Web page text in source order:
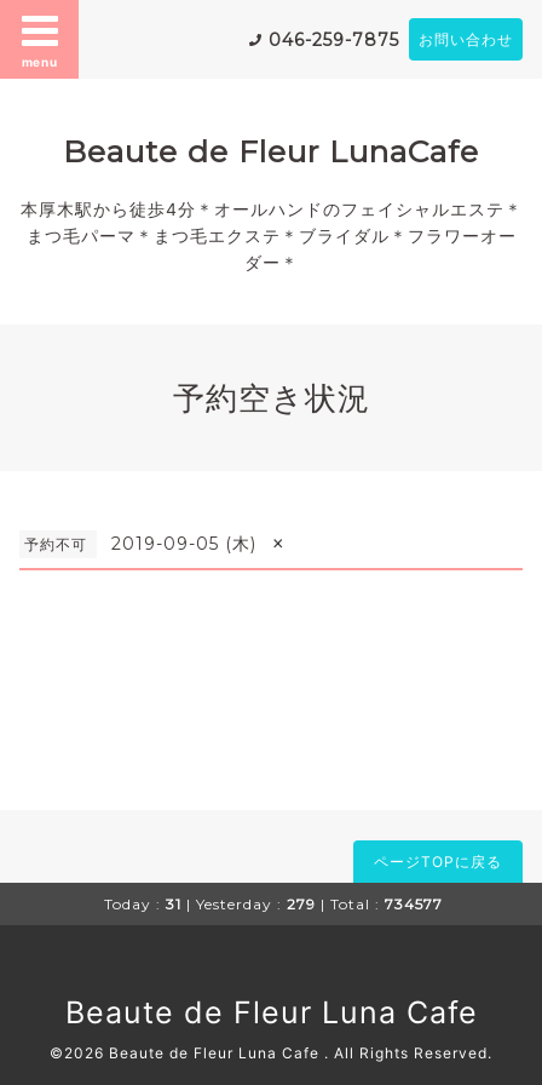
menu
046-259-7875 お問い合わせ
Beaute de Fleur LunaCafe
本厚木駅から徒歩4分＊オールハンドのフェイシャルエステ＊
まつ毛パーマ＊まつ毛エクステ＊ブライダル＊フラワーオー
ダー＊
予約空き状況
予約不可 2019-09-05 (木) ×
ページTOPに戻る
Today : 31 | Yesterday : 279 | Total : 734577
Beaute de Fleur Luna Cafe
©2026 Beaute de Fleur Luna Cafe . All Rights Reserved.